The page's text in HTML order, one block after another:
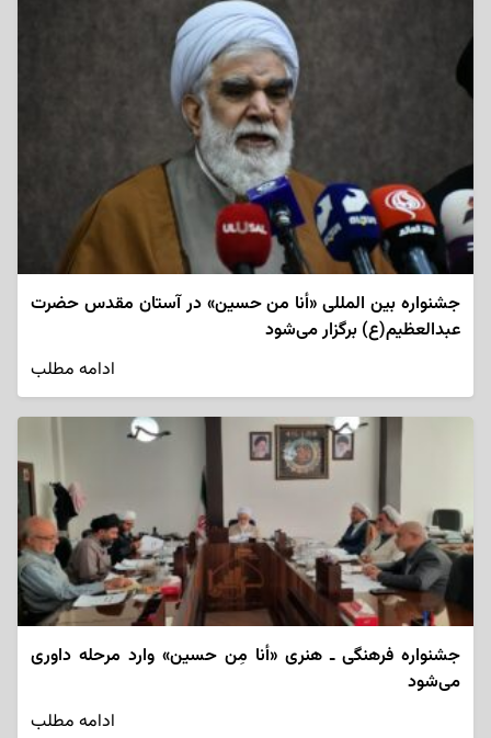
جشنواره بین المللی «أنا من حسین» در آستان مقدس حضرت
عبدالعظیم(ع) برگزار می‌شود
ادامه مطلب
جشنواره فرهنگی ـ هنری «أنا مِن حسین» وارد مرحله داوری
می‌شود
ادامه مطلب